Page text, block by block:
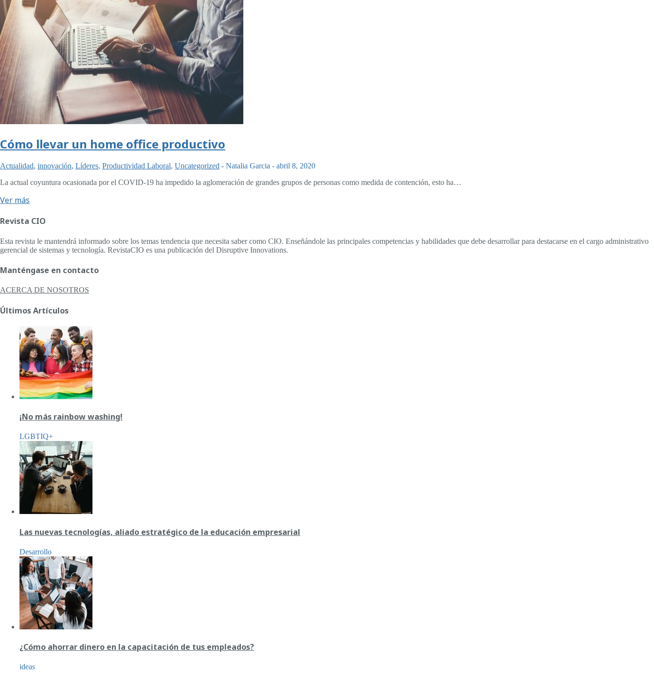
Cómo llevar un home office productivo
Actualidad, innovación, Líderes, Productividad Laboral, Uncategorized - Natalia Garcia - abril 8, 2020
La actual coyuntura ocasionada por el COVID-19 ha impedido la aglomeración de grandes grupos de personas como medida de contención, esto ha…
Ver más
Revista CIO
Esta revista le mantendrá informado sobre los temas tendencia que necesita saber como CIO. Enseñándole las principales competencias y habilidades que debe desarrollar para destacarse en el cargo administrativo
gerencial de sistemas y tecnología. RevistaCIO es una publicación del Disruptive Innovations.
Manténgase en contacto
ACERCA DE NOSOTROS
Últimos Artículos
¡No más rainbow washing!
LGBTIQ+
Las nuevas tecnologías, aliado estratégico de la educación empresarial
Desarrollo
¿Cómo ahorrar dinero en la capacitación de tus empleados?
ideas